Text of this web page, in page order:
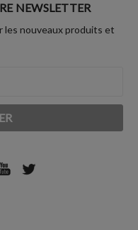
NEWSLETTER
les nouveaux produits et